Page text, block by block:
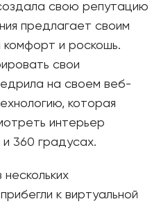
свою репутацию
предлагает своим
и роскошь.
свои
на своем веб-
которая
интерьер
360 градусах.
к виртуальной